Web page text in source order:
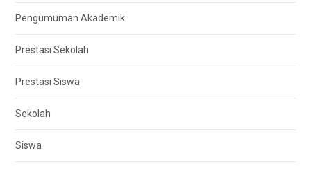
Pengumuman Akademik
Prestasi Sekolah
Prestasi Siswa
Sekolah
Siswa